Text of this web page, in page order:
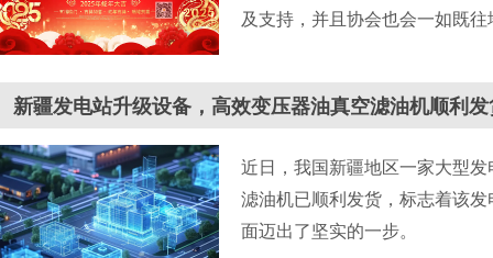
及支持，并且协会也会一如既
新疆发电站升级设备，高效变压器油真空滤油机顺利
近日，我国新疆地区一家大型
滤油机已顺利发货，标志着该
面迈出了坚实的一步。